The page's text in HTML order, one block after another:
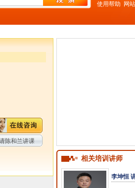
使用帮助
网
陈和兰讲课
相关培训讲师
李坤恒